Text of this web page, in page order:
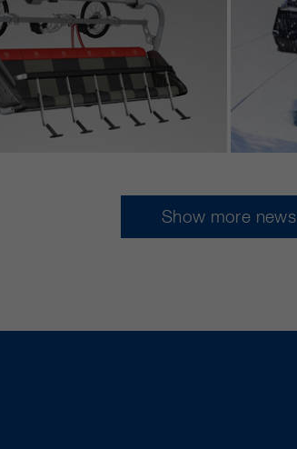
Show more news